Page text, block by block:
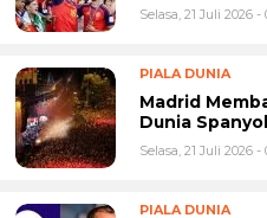
Selasa, 21 Juli 2026 -
PIALA DUNIA
Madrid
Dunia
Selasa, 21 Juli 2026 -
PIALA DUNIA